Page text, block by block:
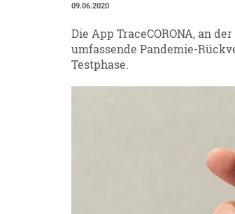
09.06.2020
Die App TraceCORONA, an
umfassende Pandemie-
Testphase.